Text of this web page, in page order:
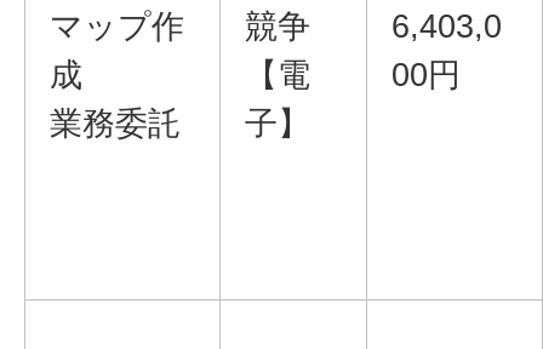
マップ作
成
業務委託
競争
【電
子】
6,403,0
00円